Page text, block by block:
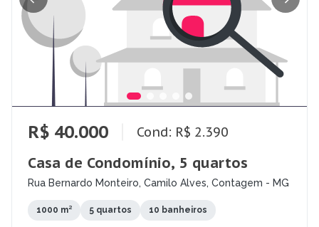
R$ 40.000 Cond: R$ 2.390
Casa de Condomínio, 5 quartos
Rua Bernardo Monteiro, Camilo Alves, Contagem - MG
1000 m² 5 quartos 10 banheiros